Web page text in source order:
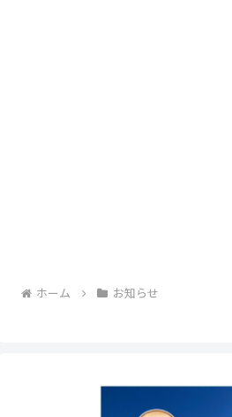
ホーム お知らせ